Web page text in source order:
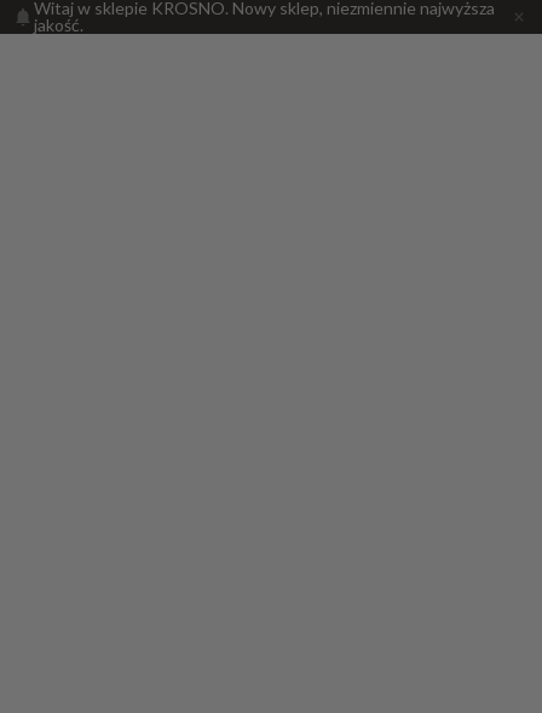
Witaj w sklepie KROSNO. Nowy sklep, niezmiennie najwyższa
jakość.